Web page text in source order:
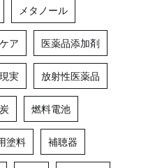
メタノール
ア 医薬品添加剤
実 放射性医薬品
燃料電池
塗料 補聴器